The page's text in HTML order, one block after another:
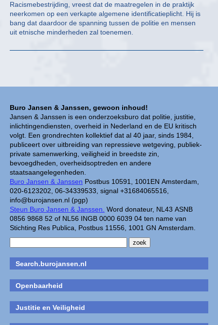
Buro Jansen & Janssen, gewoon inhoud!
Jansen & Janssen is een onderzoeksburo dat politie, justitie,
inlichtingendiensten, overheid in Nederland en de EU kritisch
volgt. Een grondrechten kollektief dat al 40 jaar, sinds 1984,
publiceert over uitbreiding van repressieve wetgeving, publiek-
private samenwerking, veiligheid in breedste zin,
bevoegdheden, overheidsoptreden en andere
staatsaangelegenheden.
Buro Jansen & Janssen Postbus 10591, 1001EN Amsterdam,
020-6123202, 06-34339533, signal +31684065516,
info@burojansen.nl (pgp)
Steun Buro Jansen & Janssen. Word donateur, NL43 ASNB
0856 9868 52 of NL56 INGB 0000 6039 04 ten name van
Stichting Res Publica, Postbus 11556, 1001 GN Amsterdam.
Search.burojansen.nl
Openbaarheid
Justitie en Veiligheid
Racismebestrijding, vreest dat de maatregelen in de praktijk
neerkomen op een verkapte algemene identificatieplicht. Hij is
bang dat daardoor de spanning tussen de politie en mensen
uit etnische minderheden zal toenemen.